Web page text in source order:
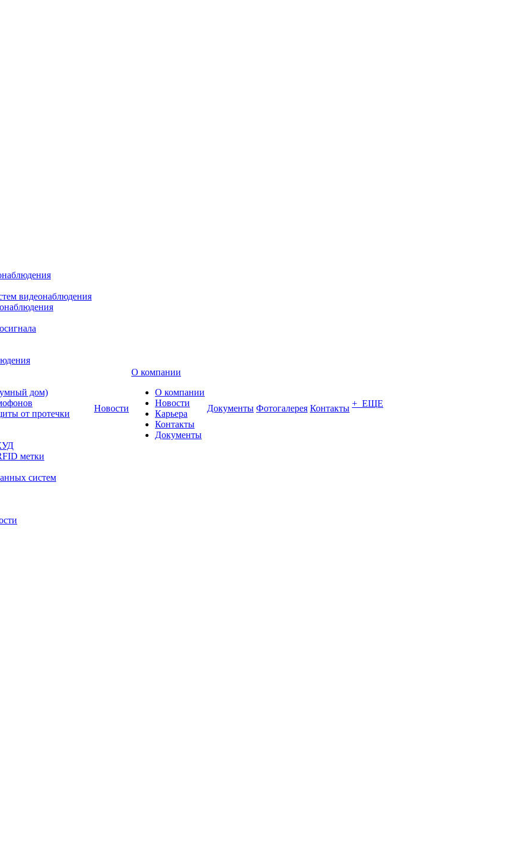
видеонаблюдения
дом)
от протечки
метки
систем
Новости
О компании
О компании
Новости
Карьера
Контакты
Документы
Документы Фотогалерея Контакты + ЕЩЕ